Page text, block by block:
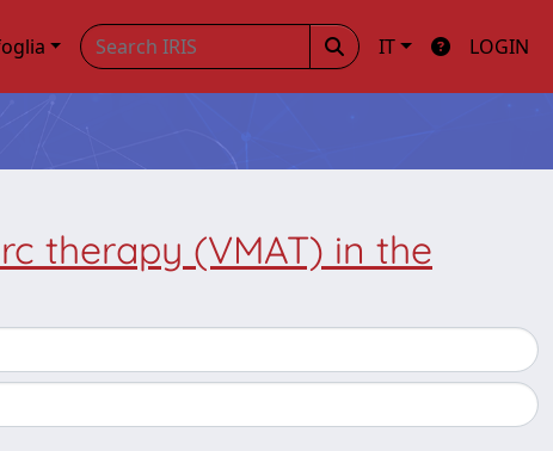
IT LOGIN
therapy (VMAT) in the